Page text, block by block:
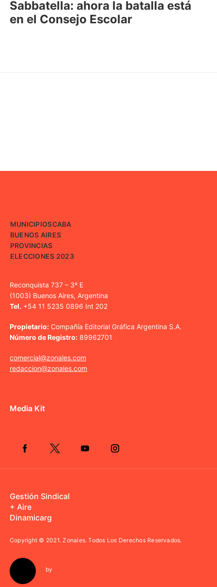
Sabbatella: ahora la batalla está
en el Consejo Escolar
MUNICIPIOSCABA
BUENOS AIRES
PROVINCIAS
ELECCIONES 2023
Reconquista 737 – 3º E
(1003) Buenos Aires, Argentina
Tel. +54 11 5235 0896 Int 202
Propietario: Compañía Editorial Gráfica Argentina S.A.
Número de Registro: 89962701
comercial@zonales.com
redaccion@zonales.com
Media Kit
Gestión Sindical
+ Aire
Dinamicarg
Copyright © 2021.Zonales. Todos Los Derechos Reservados.
by